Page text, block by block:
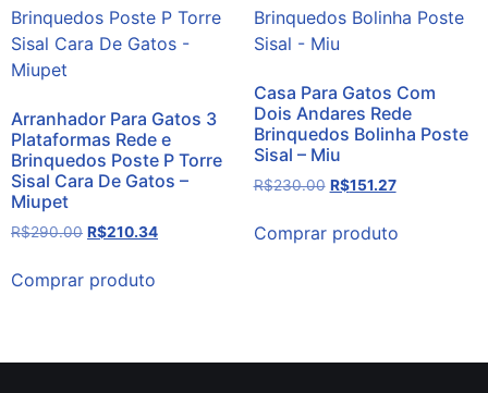
Arranhador Para Gatos 3
Plataformas Rede e
Brinquedos Poste P Torre
Sisal Cara De Gatos –
Miupet
R$290.00 R$210.34
Comprar produto
Casa Para Gatos Com
Dois Andares Rede
Brinquedos Bolinha Poste
Sisal – Miu
R$230.00 R$151.27
Comprar produto